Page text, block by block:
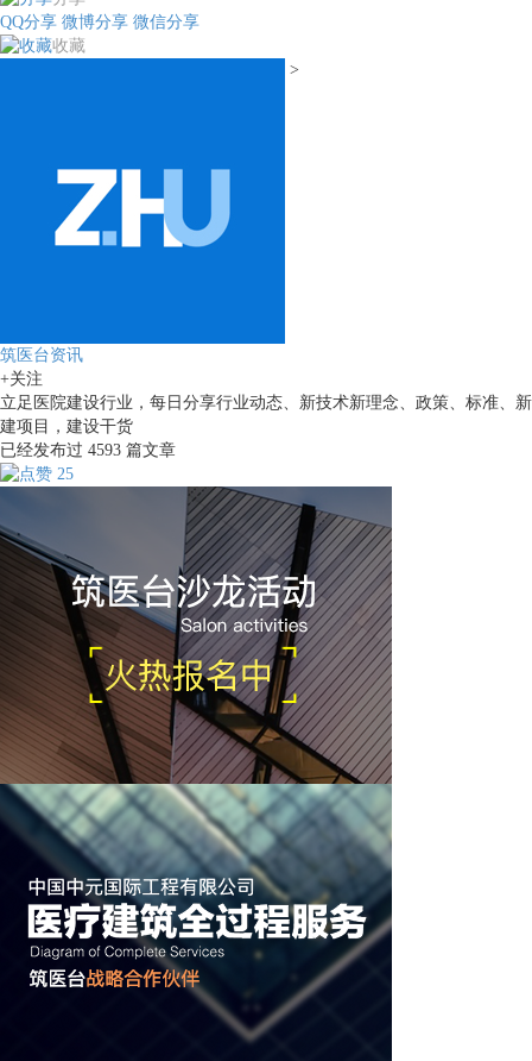
QQ分享 微博分享 微信分享
收藏
>
筑医台资讯
+关注
立足医院建设行业，每日分享行业动态、新技术新理念、政策、标准、新
建项目，建设干货
已经发布过 4593 篇文章
25